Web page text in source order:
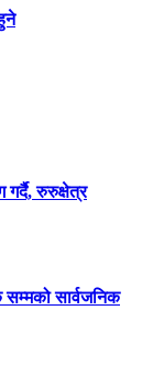
गर्दै, रुरुक्षेत्र
सम्मको सार्वजनिक